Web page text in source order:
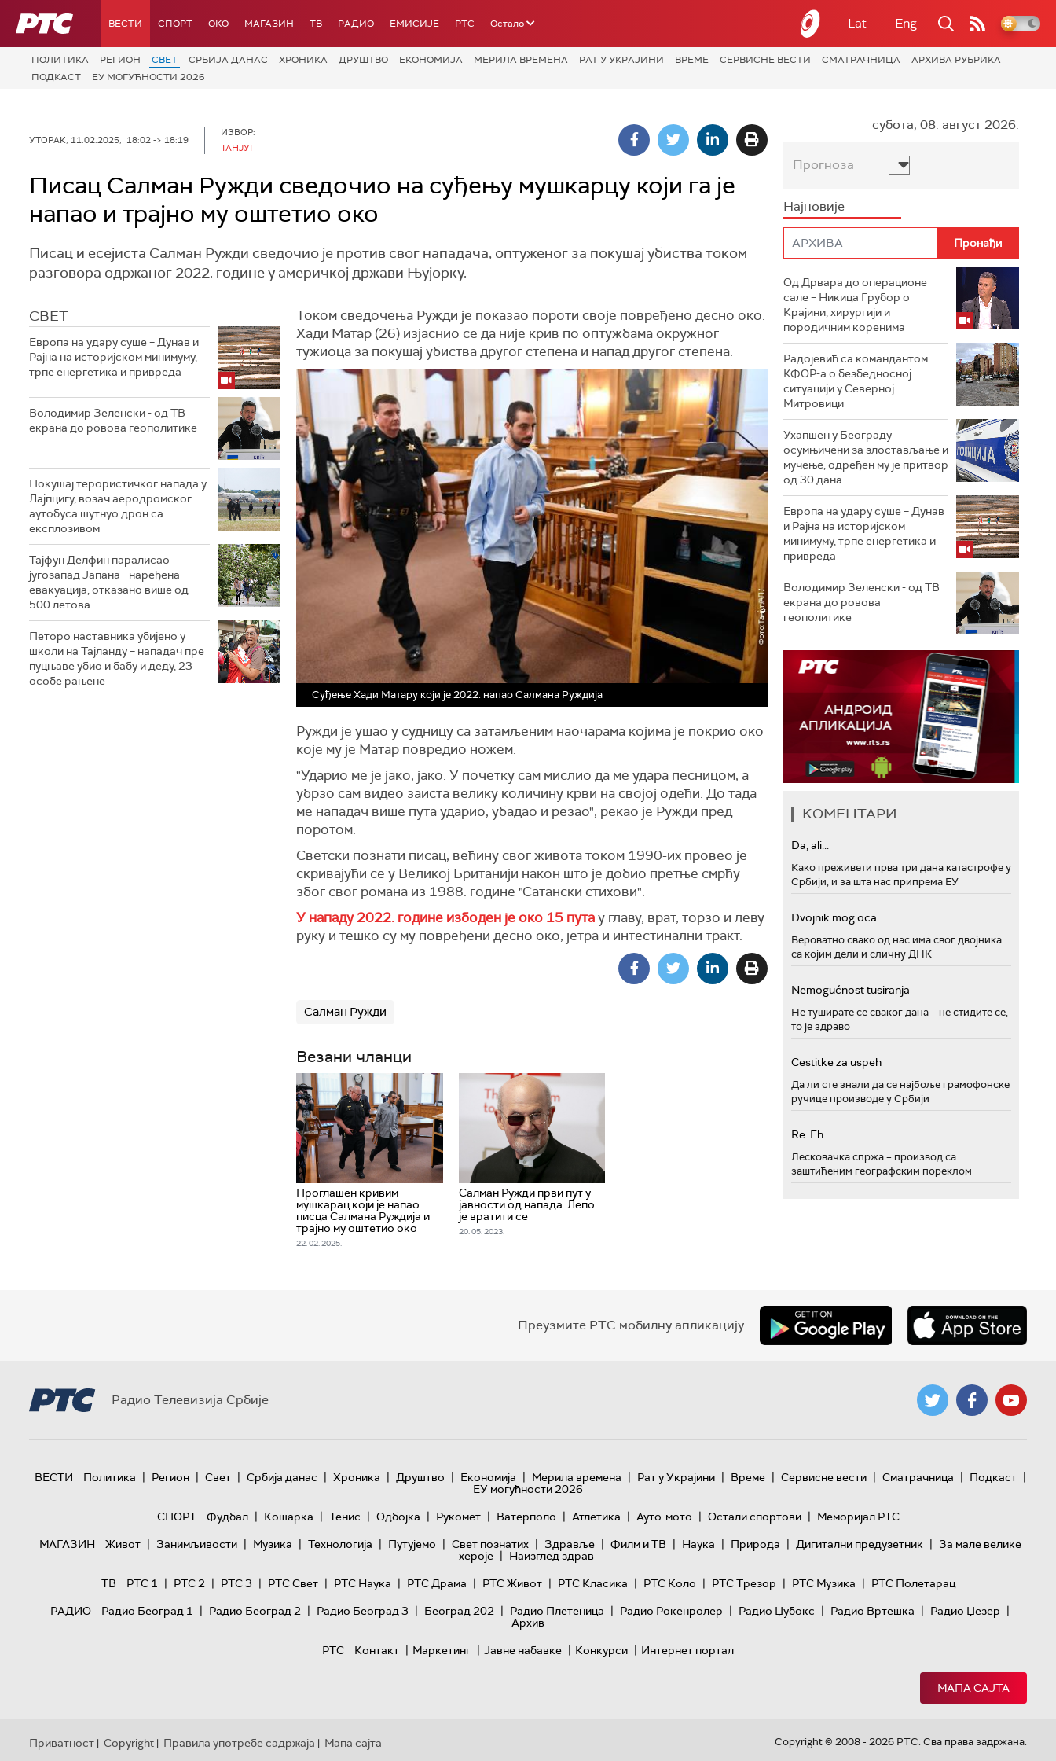
РТС ВЕСТИ СПОРТ OKO МАГАЗИН ТВ РАДИО ЕМИСИЈЕ РТС Остало Lat Eng
ПОЛИТИКА РЕГИОН СВЕТ СРБИЈА ДАНАС ХРОНИКА ДРУШТВО ЕКОНОМИЈА МЕРИЛА ВРЕМЕНА РАТ У УКРАЈИНИ ВРЕМЕ СЕРВИСНЕ ВЕСТИ СМАТРАЧНИЦА
АРХИВА РУБРИКА
ПОДКАСТ
ЕУ МОГУЋНОСТИ 2026
УТОРАК, 11.02.2025, 18:02 -> 18:19
ИЗВОР:
ТАНЈУГ
Писац Салман Ружди сведочио на суђењу мушкарцу који га је
напао и трајно му оштетио око
Писац и есејиста Салман Ружди сведочио је против свог нападача, оптуженог за покушај убиства током
разговора одржаног 2022. године у америчкој држави Њујорку.
СВЕТ
Европа на удару суше – Дунав и
Рајна на историјском минимуму,
трпе енергетика и привреда
Володимир Зеленски - од ТВ
екрана до ровова геополитике
Покушај терористичког напада у
Лајпцигу, возач аеродромског
аутобуса шутнуо дрон са
експлозивом
Тајфун Делфин паралисао
југозапад Јапана - наређена
евакуација, отказано више од
500 летова
Петоро наставника убијено у
школи на Тајланду – нападач пре
пуцњаве убио и бабу и деду, 23
особе рањене
Током сведочења Ружди је показао пороти своје повређено десно око.
Хади Матар (26) изјаснио се да није крив по оптужбама окружног
тужиоца за покушај убиства другог степена и напад другог степена.
Суђење Хади Матару који је 2022. напао Салмана Руждија
Ружди је ушао у судницу са затамљеним наочарама којима је покрио око
које му је Матар повредио ножем.
"Ударио ме је јако, јако. У почетку сам мислио да ме удара песницом, а
убрзо сам видео заиста велику количину крви на својој одећи. До тада
ме нападач више пута ударио, убадао и резао", рекао је Ружди пред
поротом.
Светски познати писац, већину свог живота током 1990-их провео је
скривајући се у Великој Британији након што је добио претње смрћу
због свог романа из 1988. године "Сатански стихови".
У нападу 2022. године избоден је око 15 путау главу, врат, торзо и леву
руку и тешко су му повређени десно око, јетра и интестинални тракт.
Салман Ружди
Везани чланци
Проглашен кривим
мушкарац који је напао
писца Салмана Руждија и
трајно му оштетио око
22. 02. 2025.
Салман Ружди први пут у
јавности од напада: Лепо
је вратити се
20. 05. 2023.
субота, 08. август 2026.
Прогноза
Најновије
Од Дрвара до операционе
сале – Никица Грубор о
Крајини, хирургији и
породичним коренима
Радојевић са командантом
КФОР-а о безбедносној
ситуацији у Северној
Митровици
Ухапшен у Београду
осумњичени за злостављање и
мучење, одређен му је притвор
од 30 дана
Европа на удару суше – Дунав
и Рајна на историјском
минимуму, трпе енергетика и
привреда
Володимир Зеленски - од ТВ
екрана до ровова
геополитике
КОМЕНТАРИ
Da, ali...
Како преживети прва три дана катастрофе у
Србији, и за шта нас припрема ЕУ
Dvojnik mog oca
Вероватно свако од нас има свог двојника
са којим дели и сличну ДНК
Nemogućnost tusiranja
Не туширате се сваког дана – не стидите се,
то је здраво
Cestitke za uspeh
Да ли сте знали да се најбоље грамофонске
ручице производе у Србији
Re: Eh...
Лесковачка спржа – производ са
заштићеним географским пореклом
Преузмите РТС мобилну апликацију
Радио Телевизија Србије
ВЕСТИ Политика | Регион | Свет | Србија данас | Хроника | Друштво | Економија | Мерила времена | Рат у Украјини | Време | Сервисне вести | Сматрачница | Подкаст |
ЕУ могућности 2026
СПОРТ
Фудбал | Кошарка | Тенис | Одбојка | Рукомет | Ватерполо | Атлетика | Ауто-мото | Остали спортови | Меморијал РТС
МАГАЗИН
Живот | Занимљивости | Музика | Технологијa | Путујемо | Свет познатих | Здравље | Филм и ТВ | Наука | Природа | Дигитални предузетник | За мале велике
хероје | Наизглед здрав
ТВ
РТС 1 | РТС 2 | РТС 3 | РТС Свет | РТС Наука | РТС Драма | РТС Живот | РТС Класика | РТС Коло | РТС Трезор | РТС Музика | РТС Полетарац
РАДИО
Радио Београд 1 | Радио Београд 2 | Радио Београд 3 | Београд 202 | Радио Плетеница | Радио Рокенролер | Радио Џубокс | Радио Вртешка | Радио Џезер |
Архив
РТС
Контакт | Маркетинг | Јавне набавке | Конкурси | Интернет портал
МАПА САЈТА
Приватност | Copyright | Правила употребе садржаја | Мапа сајта Copyright © 2008 - 2026 РТС. Сва права задржана.